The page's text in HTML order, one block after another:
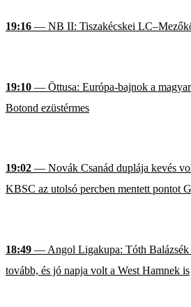
19:16 — NB II: Tiszakécskei
19:10 — Öttusa: Európa-bajnok a
Botond ezüstérmes
19:02 — Novák Csanád duplája kevés
KBSC az utolsó percben mentett pontot
18:49 — Angol Ligakupa: Tóth Balázsék
tovább, és jó napja volt a West Hamnek is